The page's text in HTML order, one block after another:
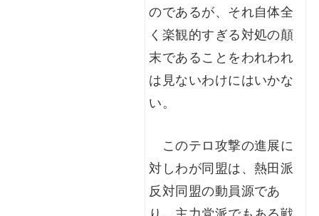
のであるが、それ自体全
く楽観的すぎる対処の顛
末であることをわれわれ
は見ないわけにはいかな
い。
このテロ攻撃の進展に
対しわが同盟は、熱田派
反対同盟の動員源であ